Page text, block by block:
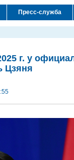
Пресс-служба
г. у
Цзяня